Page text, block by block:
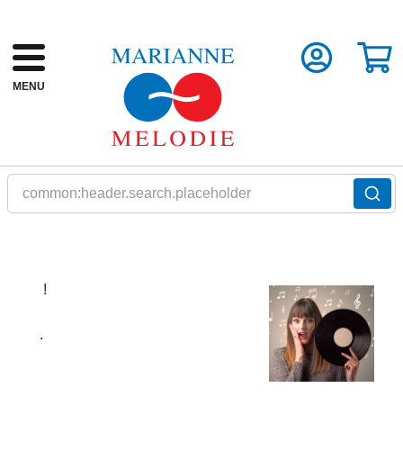
MENU
common:header.search.placeholder
!
.